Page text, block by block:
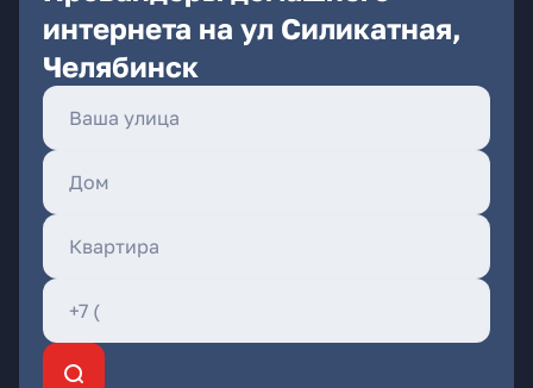
интернета на ул Силикатная,
Челябинск